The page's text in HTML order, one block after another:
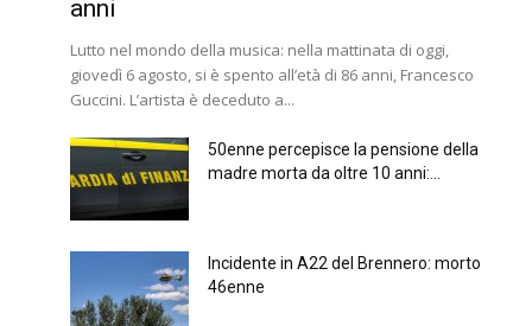
anni
Lutto nel mondo della musica: nella mattinata di oggi,
giovedì 6 agosto, si è spento all’età di 86 anni, Francesco
Guccini. L’artista è deceduto a...
50enne percepisce la pensione della
madre morta da oltre 10 anni:...
Incidente in A22 del Brennero: morto
46enne